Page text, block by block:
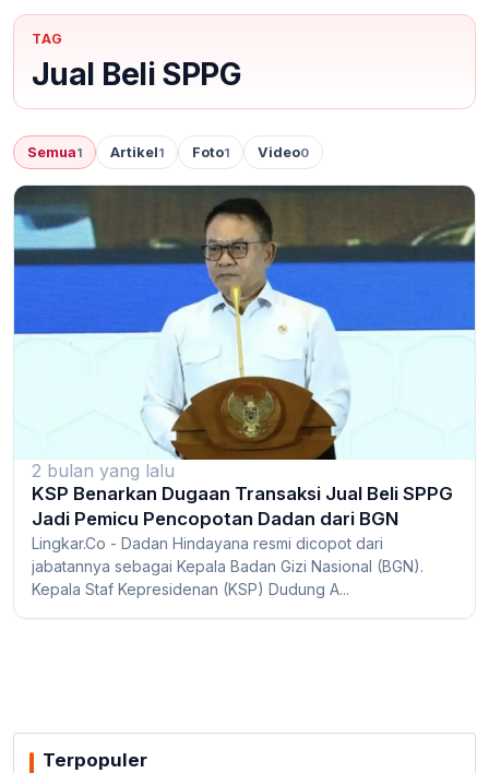
TAG
Jual Beli SPPG
Semua1 Artikel1 Foto1 Video0
2 bulan yang lalu
KSP Benarkan Dugaan Transaksi Jual Beli SPPG
Jadi Pemicu Pencopotan Dadan dari BGN
Lingkar.Co - Dadan Hindayana resmi dicopot dari
jabatannya sebagai Kepala Badan Gizi Nasional (BGN).
Kepala Staf Kepresidenan (KSP) Dudung A...
Terpopuler